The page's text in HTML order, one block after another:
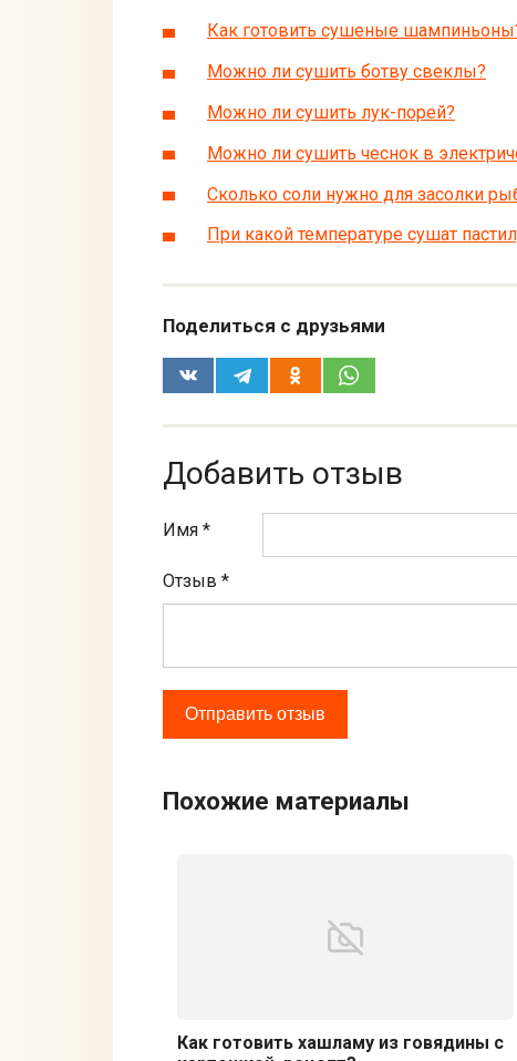
Как готовить сушеные
Можно ли сушить ботву свеклы?
Можно ли сушить лук-порей?
Можно ли сушить чеснок в
Сколько соли нужно для засолки
При какой температуре сушат
Поделиться с друзьями
Добавить отзыв
Имя *
Отзыв *
Похожие материалы
Как готовить хашламу из говядины с